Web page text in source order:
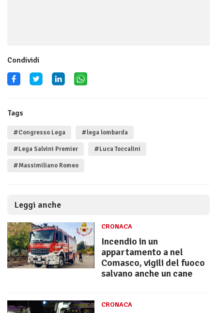
Condividi
Tags
#Congresso Lega #lega lombarda
#Lega Salvini Premier #Luca Toccalini
#Massimiliano Romeo
Leggi anche
CRONACA
Incendio in un
appartamento a nel
Comasco, vigili del fuoco
salvano anche un cane
CRONACA